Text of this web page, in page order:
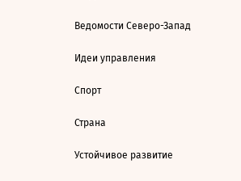
Ведомости Северо-Запад
Идеи управления
Спорт
Страна
Устойчивое развитие